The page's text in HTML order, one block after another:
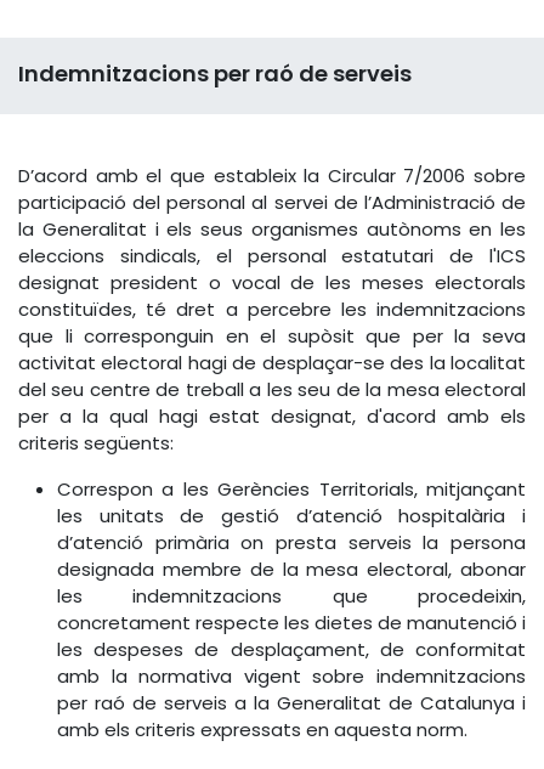
Indemnitzacions per raó de serveis
D’acord amb el que estableix la Circular 7/2006 sobre
participació del personal al servei de l’Administració de
la Generalitat i els seus organismes autònoms en les
eleccions sindicals, el personal estatutari de l'ICS
designat president o vocal de les meses electorals
constituïdes, té dret a percebre les indemnitzacions
que li corresponguin en el supòsit que per la seva
activitat electoral hagi de desplaçar-se des la localitat
del seu centre de treball a les seu de la mesa electoral
per a la qual hagi estat designat, d'acord amb els
criteris següents:
Correspon a les Gerències Territorials, mitjançant
les unitats de gestió d’atenció hospitalària i
d’atenció primària on presta serveis la persona
designada membre de la mesa electoral, abonar
les indemnitzacions que procedeixin,
concretament respecte les dietes de manutenció i
les despeses de desplaçament, de conformitat
amb la normativa vigent sobre indemnitzacions
per raó de serveis a la Generalitat de Catalunya i
amb els criteris expressats en aquesta norm.